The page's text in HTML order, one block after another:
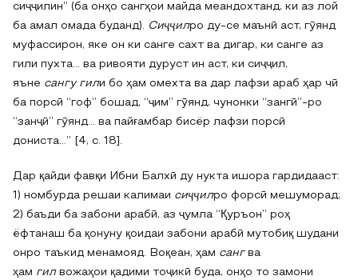
сиҷҷилин” (ба онҳо сангҳои майда меандохтанд, ки аз лой
ба амал омада буданд). Сиҷҷилро ду-се маънӣ аст, гӯянд
муфассирон, яке он ки санге сахт ва дигар, ки санге аз
гили пухта… ва ривояти дуруст ин аст, ки сиҷҷил,
яъне сангу гили бо ҳам омехта ва дар лафзи араб ҳар чӣ
ба порсӣ “гоф” бошад, “ҷим” гӯянд, чунонки “зангӣ”-ро
“занҷӣ” гӯянд… ва пайғамбар бисёр лафзи порсӣ
дониста…” [4, с. 18].
Дар қайди фавқи Ибни Балхӣ ду нукта ишора гардидааст:
1) номбурда решаи калимаи сиҷҷилро форсӣ мешуморад;
2) баъди ба забони арабӣ, аз ҷумла “Қуръон” роҳ
ёфтанаш ба қонуну қоидаи забони арабӣ мутобиқ шудани
онро таъкид менамояд. Воқеан, ҳам сангва
ҳам гилвожаҳои қадими тоҷикӣ буда, онҳо то замони